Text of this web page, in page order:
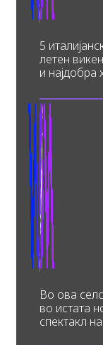
5
летен
и најдобра
Во ова
во истата
спектакл